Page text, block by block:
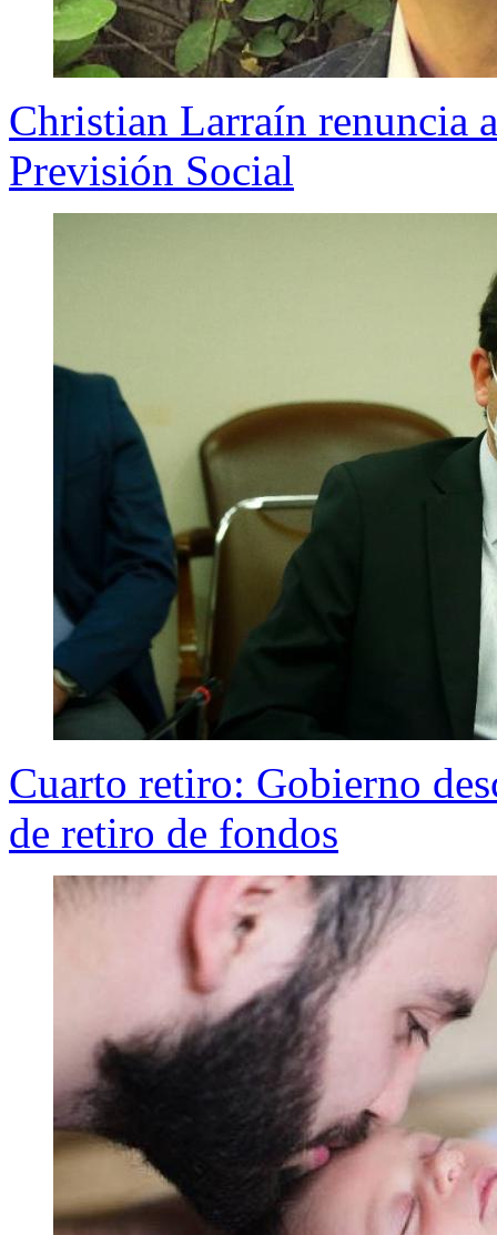
Christian Larraín renuncia
Previsión Social
Cuarto retiro: Gobierno
de retiro de fondos